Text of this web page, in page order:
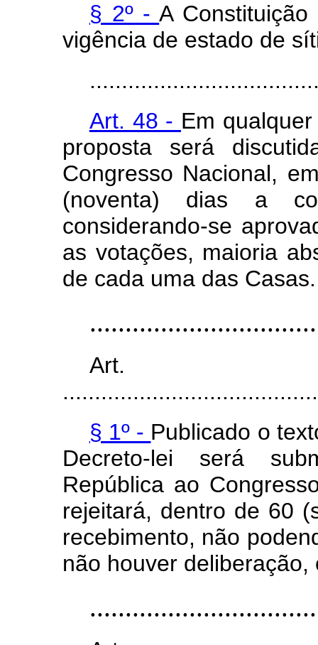
§ 2º -A
vigência de estado de
Art. 48 - Em
proposta será
Congresso Nacional,
(noventa) dias a
considerando-se
as votações, maioria
de cada uma das Casas.
§ 1º - Publicado o
Decreto-lei será
República ao
rejeitará, dentro de 60
recebimento, não
não houver